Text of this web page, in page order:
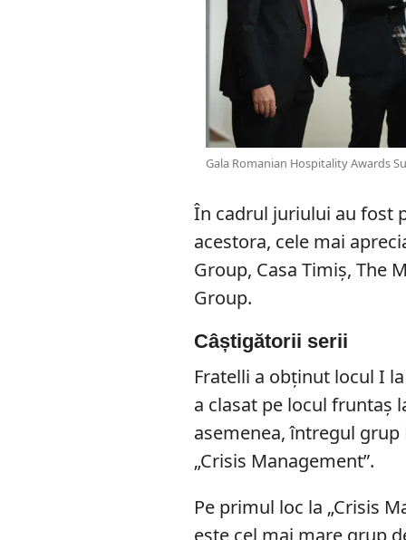
Gala Romanian Hospitality Awards
În cadrul juriului au fost
acestora, cele mai
Group, Casa Timiș, The
Group.
Câștigătorii serii
Fratelli a obținut locul I
a clasat pe locul fruntaș
asemenea, întregul
„Crisis Management”.
Pe primul loc la „Crisis
este cel mai mare grup